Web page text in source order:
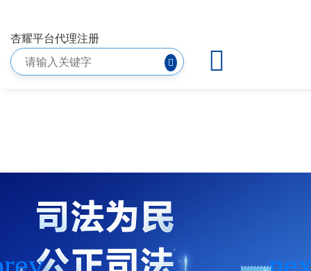
其他公告-杏耀平台代理注册
杏耀平台代理注册